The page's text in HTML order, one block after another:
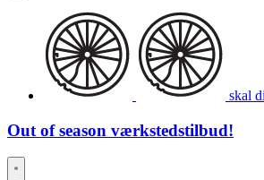
skal
Out of season værkstedstilbud!